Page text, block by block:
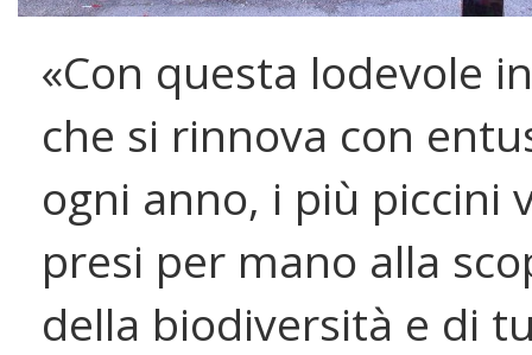
«Con questa lodevole
che si rinnova con
ogni anno, i più piccini
presi per mano alla
della biodiversità e di